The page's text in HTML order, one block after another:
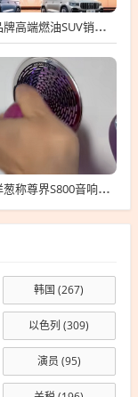
首个中国品牌高端燃油SUV销冠！吉利星越L总销量破100万台
懂车帝刮洋葱称尊界S800音响罩设计危险！车主纷纷肉身开测反驳
韩国 (267)
以色列 (309)
演员 (95)